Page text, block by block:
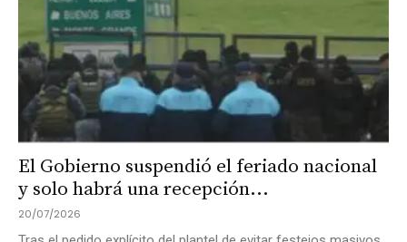
El Gobierno suspendió el feriado nacional
y solo habrá una recepción...
20/07/2026